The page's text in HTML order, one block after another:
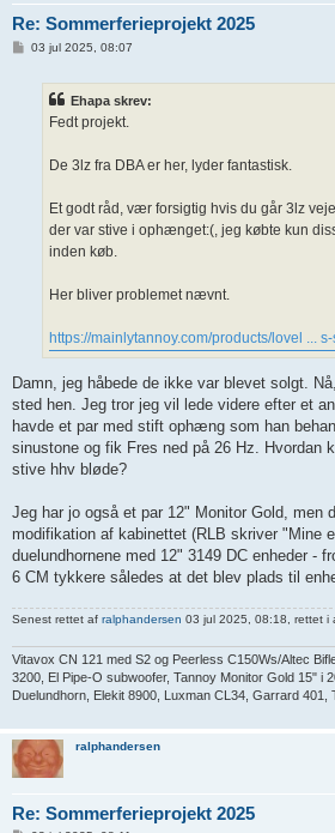
Re: Sommerferieprojekt 2025
03 jul 2025, 08:07
Ehapa skrev:
Fedt projekt.
De 3lz fra DBA er her, lyder fantastisk.
Et godt råd, vær forsigtig hvis du går 3lz
der var stive i ophænget:(, jeg købte kun
inden køb.
Her bliver problemet nævnt.
https://mainlytannoy.com/products/lovel ...
Damn, jeg håbede de ikke var blevet solgt.
sted hen. Jeg tror jeg vil lede videre efter et
havde et par med stift ophæng som han
sinustone og fik Fres ned på 26 Hz. Hvordan
stive hhv bløde?
Jeg har jo også et par 12" Monitor Gold, men
modifikation af kabinettet (RLB skriver "Mine
duelundhornene med 12" 3149 DC enheder -
6 CM tykkere således at det blev plads til
Senest rettet af ralphandersen 03 jul 2025, 08:18, rettet i
Vitavox CN 121 med S2 og Peerless C150Ws/Altec
3200, El Pipe-O subwoofer, Tannoy Monitor Gold 15" i
Duelundhorn, Elekit 8900, Luxman CL34, Garrard 401,
ralphandersen
Re: Sommerferieprojekt 2025